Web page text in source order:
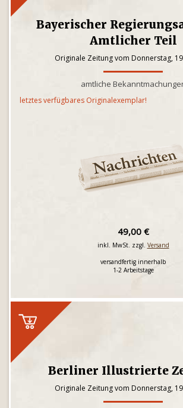
Bayerischer
Amtlicher Teil
Originale Zeitung vom Donnerstag,
amtliche
letztes verfügbares Originalexemplar!
49,00 €
inkl. MwSt. zzgl. Versand
versandfertig innerhalb
1-2 Arbeitstage
Berliner Illustrierte
Originale Zeitung vom Donnerstag,